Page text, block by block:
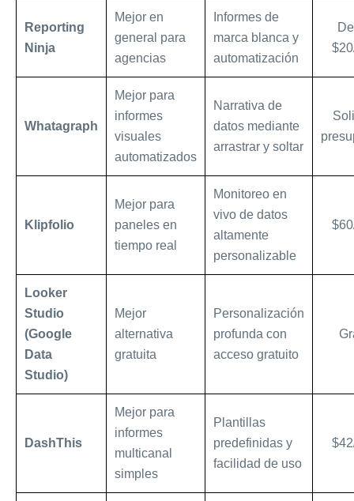
Reporting
Ninja
Mejor en
general para
agencias
Informes de
marca blanca y
automatización
Whatagraph
Mejor para
informes
visuales
automatizados
Narrativa de
datos mediante
arrastrar y soltar
Klipfolio
Mejor para
paneles en
tiempo real
Monitoreo en
vivo de datos
altamente
personalizable
Looker
Studio
(Google
Data
Studio)
Mejor
alternativa
gratuita
Personalización
profunda con
acceso gratuito
DashThis
Mejor para
informes
multicanal
simples
Plantillas
predefinidas y
facilidad de uso